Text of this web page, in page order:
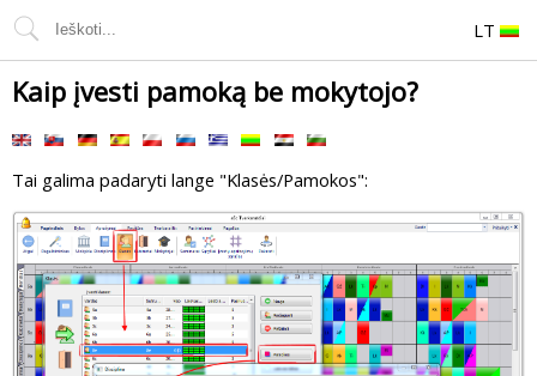
LT
Kaip įvesti pamoką be mokytojo?
Tai galima padaryti lange "Klasės/Pamokos":